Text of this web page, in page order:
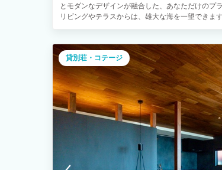
とモダンなデザインが融合した、あなただけの
リビングやテラスからは、雄大な海を一望できま
出に残るひとときを。 非日常でありながら不思
イバシーをしっかり確保するため、寝室3室+和
採用されている「シモンズ」のベッドを寝室各部
フレッシュできます。 いつもと違う環境の中で
貸別荘・コテージ